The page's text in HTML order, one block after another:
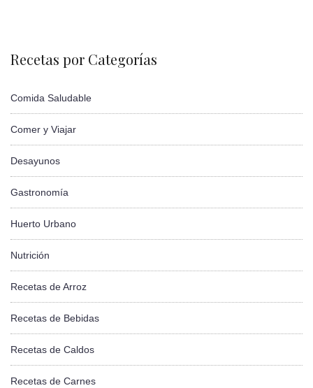
Recetas por Categorías
Comida Saludable
Comer y Viajar
Desayunos
Gastronomía
Huerto Urbano
Nutrición
Recetas de Arroz
Recetas de Bebidas
Recetas de Caldos
Recetas de Carnes